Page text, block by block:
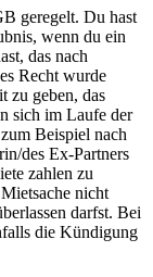
geregelt. Du hast
wenn du ein
das nach
Recht wurde
zu geben, das
sich im Laufe der
Beispiel nach
des Ex-Partners
zahlen zu
nicht
darfst. Bei
die Kündigung